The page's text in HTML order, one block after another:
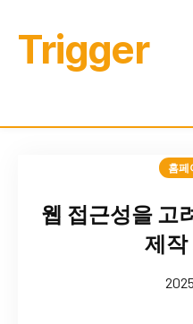
Trigger
홈페
웹 접근성을 고
제작